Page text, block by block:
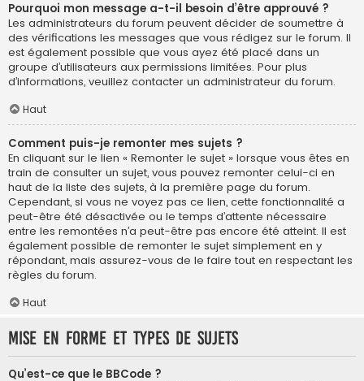
Pourquoi mon message a-t-il besoin d’être approuvé ?
Les administrateurs du forum peuvent décider de soumettre à
des vérifications les messages que vous rédigez sur le forum. Il
est également possible que vous ayez été placé dans un
groupe d’utilisateurs aux permissions limitées. Pour plus
d’informations, veuillez contacter un administrateur du forum.
Haut
Comment puis-je remonter mes sujets ?
En cliquant sur le lien « Remonter le sujet » lorsque vous êtes en
train de consulter un sujet, vous pouvez remonter celui-ci en
haut de la liste des sujets, à la première page du forum.
Cependant, si vous ne voyez pas ce lien, cette fonctionnalité a
peut-être été désactivée ou le temps d’attente nécessaire
entre les remontées n’a peut-être pas encore été atteint. Il est
également possible de remonter le sujet simplement en y
répondant, mais assurez-vous de le faire tout en respectant les
règles du forum.
Haut
Mise en forme et types de sujets
Qu’est-ce que le BBCode ?